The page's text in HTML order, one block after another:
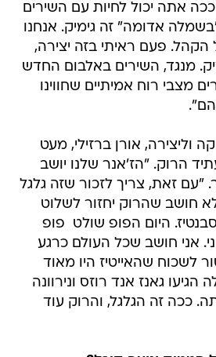
אתה יכול לחיות עם השירים
אדומה" זה גימיק. אנחנו
הקהל. פעם ראיתי בזה יצירה,
מנגד, השירים באלבום החדש
מצבי רוח אמיתיים שחווינו
וליצירה, אורן ברזילי, מעט
הרוק. "הז'אנר שלנו יושב
"עם זאת, צריך לזכור שזה גלגל
חושב שהרוק יחזור לשלוט
היום הפופ שולט  פופ
אני חושב שכל העולם כרגע
לשכוח שהאייטיז היו מאוד
הגיעו גאנז אנד רוזס ונירוונה
ככה זה הגלגל, והרוק עוד